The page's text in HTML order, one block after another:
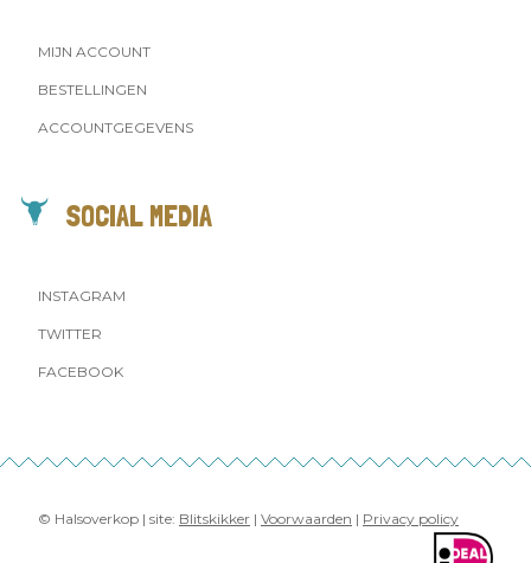
MIJN ACCOUNT
BESTELLINGEN
ACCOUNTGEGEVENS
SOCIAL MEDIA
INSTAGRAM
TWITTER
FACEBOOK
© Halsoverkop | site: Blitskikker | Voorwaarden | Privacy policy